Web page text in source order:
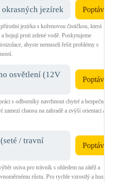
okrasných jezírek Poptávka
jezírka s kořenovou čističkou, která
bojují proti zelené vodě. Poskytujeme
abyste nemuseli řešit problémy s
osvětlení (12V
Poptávka
s odborníky navrhnout chytré a bezpečné
chaosu na zahradě a zvýší orientaci a
/ travní
Poptávka
osiva pro trávník s ohledem na zátěž a
růstu. Pro rychle vzrostlý a hustý